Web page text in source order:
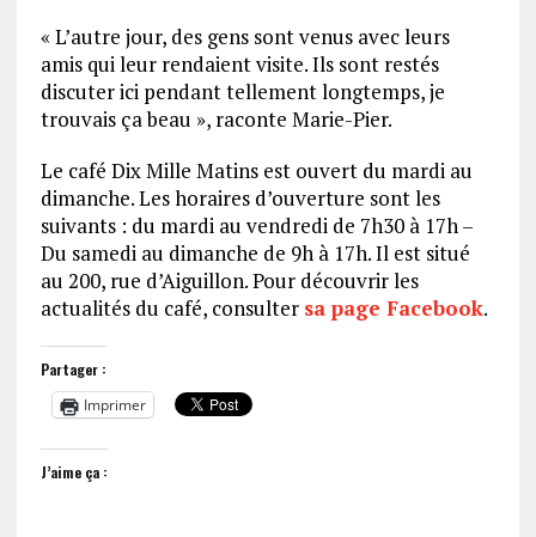
« L’autre jour, des gens sont venus avec leurs
amis qui leur rendaient visite. Ils sont restés
discuter ici pendant tellement longtemps, je
trouvais ça beau », raconte Marie-Pier.
Le café Dix Mille Matins est ouvert du mardi au
dimanche. Les horaires d’ouverture sont les
suivants : du mardi au vendredi de 7h30 à 17h –
Du samedi au dimanche de 9h à 17h. Il est situé
au 200, rue d’Aiguillon. Pour découvrir les
actualités du café, consulter sa page Facebook.
Partager :
Imprimer
J’aime ça :